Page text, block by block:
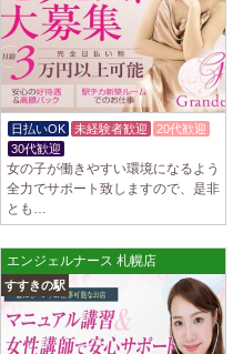
。 当店では業界の闇である講習
または在籍セラピストが講…
完全歩合で50%〜60%以上！！ 掛
待遇が盛りだくさんです♪ …
働ける 未経験者歓迎♪個室待機
♪ 可愛い制服もご用意して…
日払いOK 未経験者歓迎
20代歓迎
30代歓迎
女の子が働きやすい環境になるよう
全力でサポート致しますので、是非
とも…
エンジェルナース 札幌店
すすきの駅